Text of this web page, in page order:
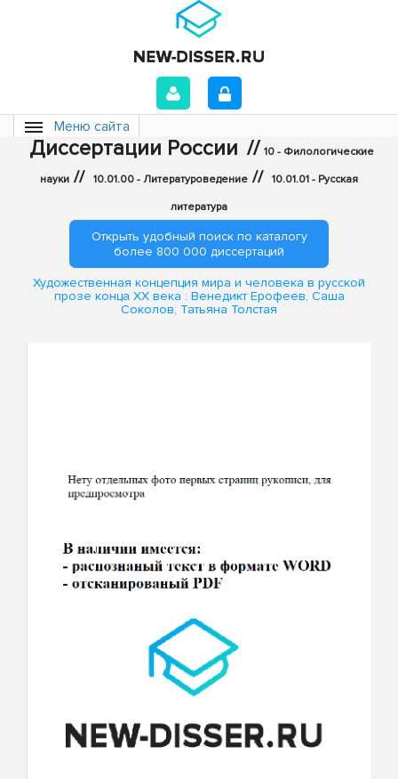
Меню сайта
Диссертации России // 10 - Филологические
науки // 10.01.00 - Литературоведение // 10.01.01 - Русская
литература
Открыть удобный поиск по каталогу
более 800 000 диссертаций
Художественная концепция мира и человека в русской
прозе конца XX века : Венедикт Ерофеев, Саша
Соколов, Татьяна Толстая